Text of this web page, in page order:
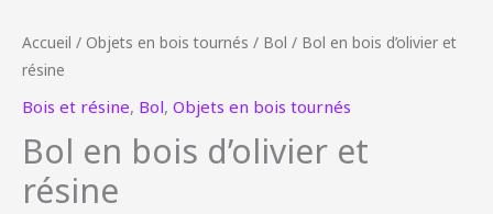
Accueil / Objets en bois tournés / Bol / Bol en bois d’olivier et
résine
Bois et résine, Bol, Objets en bois tournés
Bol en bois d’olivier et
résine